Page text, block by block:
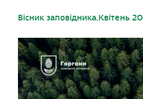
Вісник заповідника.Квітень